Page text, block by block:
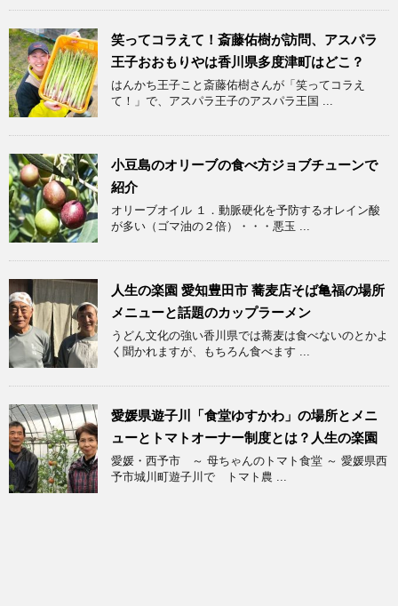
笑ってコラえて！斎藤佑樹が訪問、アスパラ
王子おおもりやは香川県多度津町はどこ？
はんかち王子こと斎藤佑樹さんが「笑ってコラえ
て！」で、アスパラ王子のアスパラ王国 ...
小豆島のオリーブの食べ方ジョブチューンで
紹介
オリーブオイル １．動脈硬化を予防するオレイン酸
が多い（ゴマ油の２倍）・・・悪玉 ...
人生の楽園 愛知豊田市 蕎麦店そば亀福の場所
メニューと話題のカップラーメン
うどん文化の強い香川県では蕎麦は食べないのとかよ
く聞かれますが、もちろん食べます ...
愛媛県遊子川「食堂ゆすかわ」の場所とメニ
ューとトマトオーナー制度とは？人生の楽園
愛媛・西予市 ～ 母ちゃんのトマト食堂 ～ 愛媛県西
予市城川町遊子川で トマト農 ...